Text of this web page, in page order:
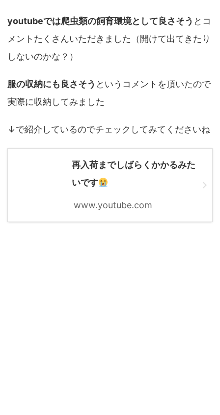
youtubeでは爬虫類の飼育環境として良さそう とコ
メントたくさんいただきました（開けて出てきたり
しないのかな？）
服の収納にも良さそう というコメントを頂いたので
実際に収納してみました
↓で紹介しているのでチェックしてみてくださいね
再入荷までしばらくかかるみた
いです
www.youtube.com